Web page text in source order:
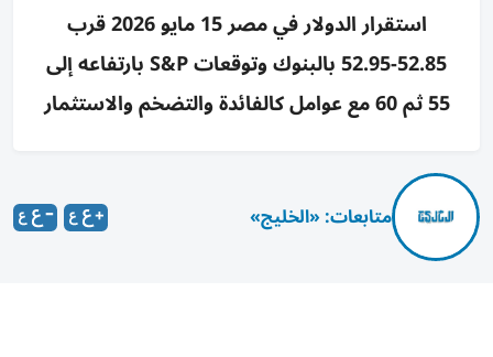
استقرار الدولار في مصر 15 مايو 2026 قرب
52.85-52.95 بالبنوك وتوقعات S&P بارتفاعه إلى
55 ثم 60 مع عوامل كالفائدة والتضخم والاستثمار
متابعات: «الخليج»